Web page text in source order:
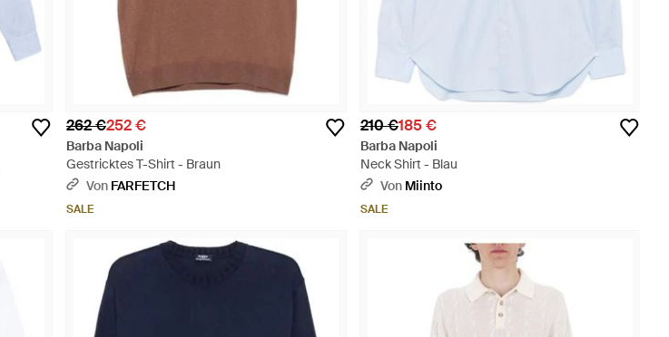
262 €252 €
Barba Napoli
Gestricktes T-Shirt - Braun
Von FARFETCH
SALE
210 €185 €
Barba Napoli
Neck Shirt - Blau
Von Miinto
SALE